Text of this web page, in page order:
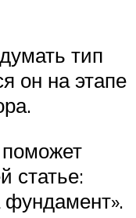
тип
он на этапе
статье: